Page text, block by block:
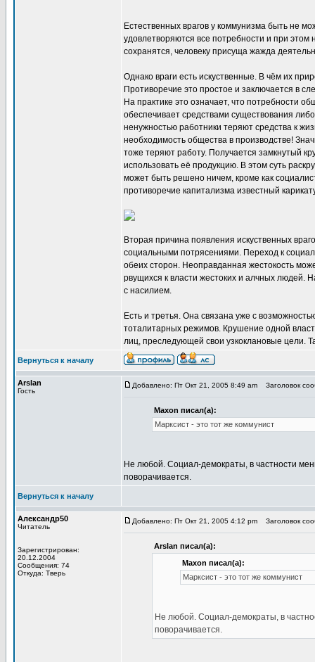
Естественных врагов у коммунизма быть не
удовлетворяются все потребности и при
сохранятся, человеку присуща жажда
Однако враги есть искуственные. В чём их
Противоречие это простое и заключается в
На практике это означает, что потребности
обеспечивает средствами существования
ненужностью работники теряют средства к
необходимость общества в производстве!
тоже теряют работу. Получается замкнутый
использовать её продукцию. В этом суть
может быть решено ничем, кроме как
противоречие капитализма известный
Вторая причина появления искуственных
социальными потрясениями. Переход к
обеих сторон. Неоправданная жестокость
рвущихся к власти жестоких и алчных людей.
с насилием.
Есть и третья. Она связана уже с
тоталитарных режимов. Крушение одной
лиц, преследующей свои узкоклановые цели.
Вернуться к началу
Arslan
Гость
Добавлено: Пт Окт 21, 2005 8:49 am Заголовок
Maxon писал(а):
Марксист - это тот же коммунист
Не любой. Социал-демократы, в частности
поворачивается.
Вернуться к началу
Александр50
Читатель
Зарегистрирован:
20.12.2004
Сообщения: 74
Откуда: Тверь
Добавлено: Пт Окт 21, 2005 4:12 pm Заголовок
Arslan писал(а):
Maxon писал(а):
Марксист - это тот же коммунист
Не любой. Социал-демократы, в
поворачивается.